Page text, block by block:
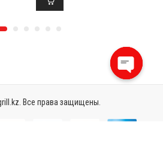
Все права защищены.
Open